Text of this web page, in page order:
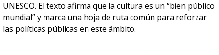
UNESCO. El texto afirma que la cultura es un “bien público
mundial” y marca una hoja de ruta común para reforzar
las políticas públicas en este ámbito.